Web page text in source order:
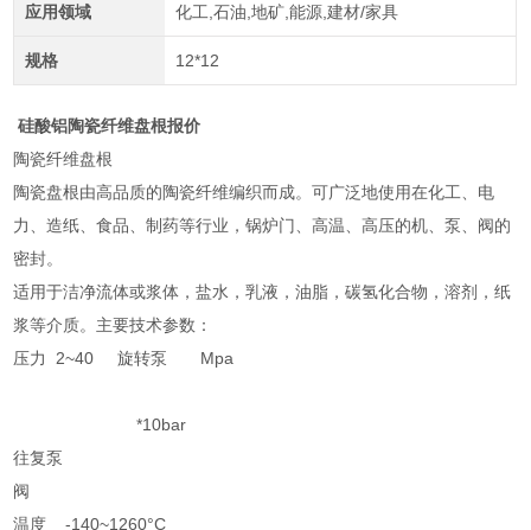
应用领域 化工,石油,地矿,能源,建材/家具
规格 12*12
硅酸铝陶瓷纤维盘根报价
陶瓷纤维盘根
陶瓷盘根由高品质的陶瓷纤维编织而成。可广泛地使用在化工、电
力、造纸、食品、制药等行业，锅炉门、高温、高压的机、泵、阀的
密封。
适用于洁净流体或浆体，盐水，乳液，油脂，碳氢化合物，溶剂，纸
浆等介质。主要技术参数：
压力 2~40 旋转泵 Mpa
*10bar
往复泵
阀
温度 -140~1260°C